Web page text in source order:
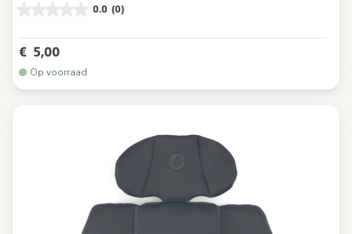
0.0 (0)
€ 5,00
Op voorraad